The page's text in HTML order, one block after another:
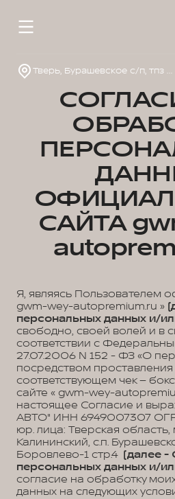
Тверь, Бурашевское с/п, тпз Боровлево-1, стр. 4
САЙТА
Я, являясь Пользователем
gwm-wey-autopremium.ru »
персональных данных и/
свободно, своей волей и в
соответствии с
27.07.2006 N 152 - ФЗ «О
посредством проставления
соответствующем чек –
сайте « gwm-wey-
настоящее Согласие и
АВТО" ИНН 6949007307
юр. лица: Тверская область,
Калининский, с.п.
Боровлево-1 стр.4 (далее -
персональных данных и/
согласие на обработку
данных на следующих